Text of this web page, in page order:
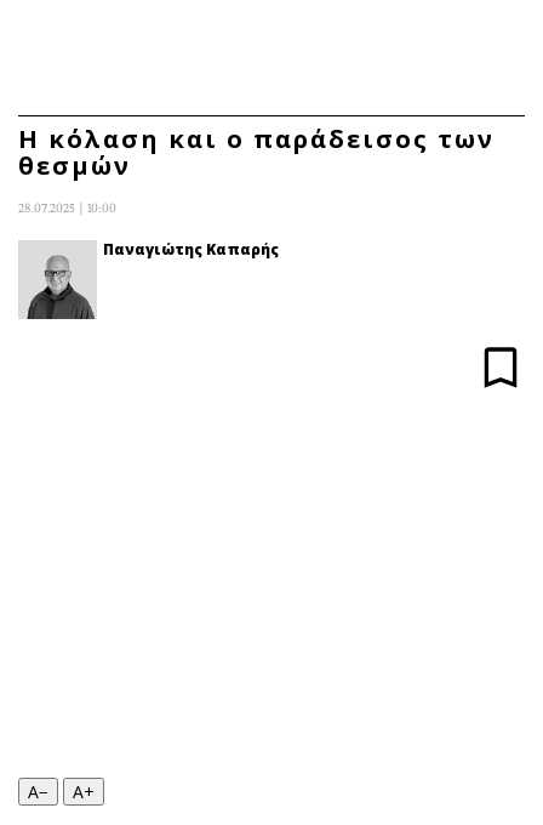
Κύπρος
Παιδεία
Υγεία
Οικονομία
Real Estate
Η κόλαση και ο παράδεισος των
θεσμών
28.07.2025 | 10:00
Παναγιώτης Καπαρής
A− A+